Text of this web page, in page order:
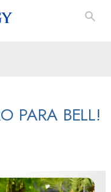
PARA BELL!